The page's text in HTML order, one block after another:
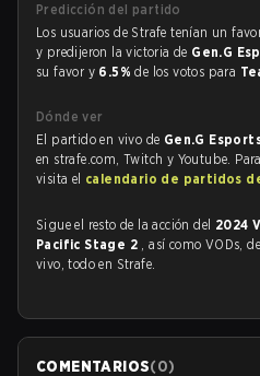
Predicción del partido
Los usuarios de Strafe tenían un
y predijeron la victoria de Gen.G
su favor y 6.5%de los votos para
Dónde ver
El partido en vivo de Gen.G
en strafe.com, Twitch y Youtube.
visita el calendario de partidos
Sigue el resto de la acción del 2024
Pacific Stage 2 , así como VODs,
vivo, todo en Strafe.
COMENTARIOS(0)